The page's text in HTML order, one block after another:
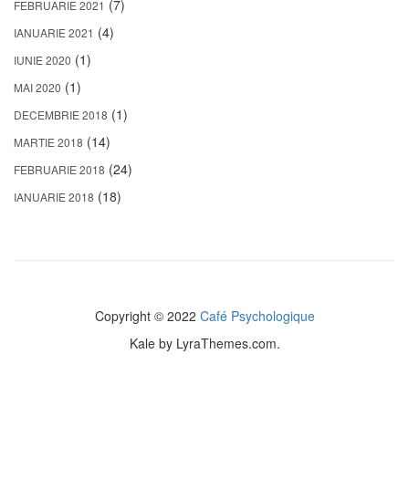
FEBRUARIE 2021 (7)
IANUARIE 2021 (4)
IUNIE 2020 (1)
MAI 2020 (1)
DECEMBRIE 2018 (1)
MARTIE 2018 (14)
FEBRUARIE 2018 (24)
IANUARIE 2018 (18)
Copyright © 2022 Café Psychologique
Kaleby LyraThemes.com.